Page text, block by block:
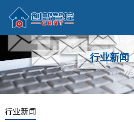
行业新闻
INDUSTRY NEWS
行业新闻